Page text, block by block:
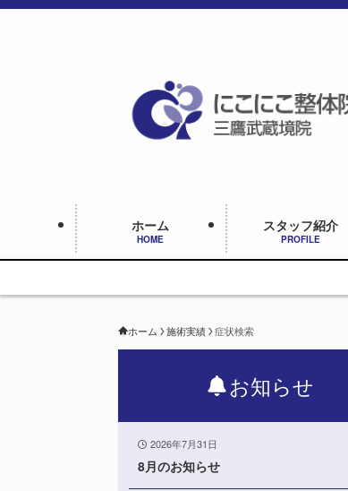
ホーム
HOME
スタッフ紹介
PROFILE
ホーム 施術実績 症状検索
お知らせ
2026年7月31日
8月のお知らせ